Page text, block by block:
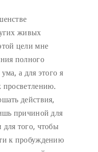
живых
цели мне
полного
а для этого я
просветлению.
действия,
причиной для
того, чтобы
к пробуждению